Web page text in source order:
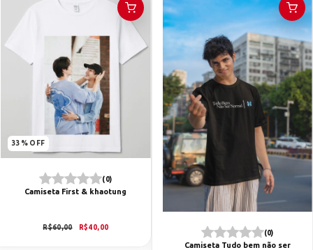
33 % OFF
(0)
Camiseta First & khaotung
R$60,00 R$40,00
(0)
Camiseta Tudo bem não ser